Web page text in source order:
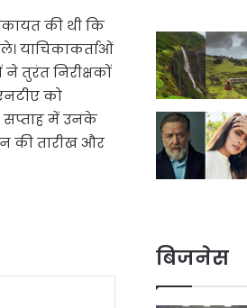
की थी कि
याचिकाकर्ताओं
तुरंत निरीक्षकों
को
सप्ताह में उनके
की तारीख और
बिजनेस